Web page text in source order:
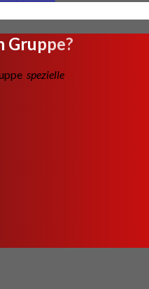
Gruppe?
spezielle